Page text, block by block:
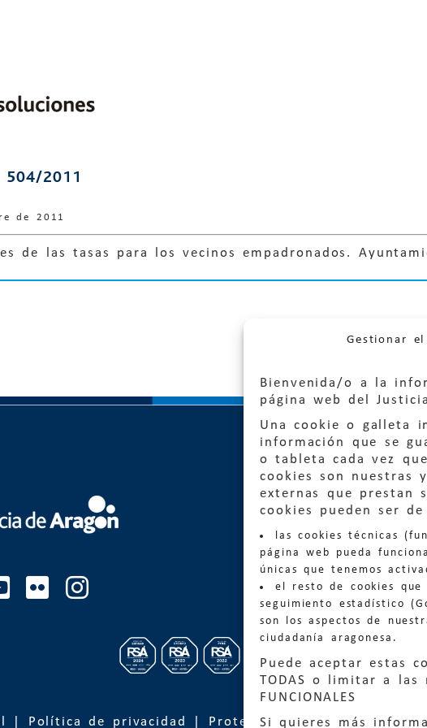
Gestionar
Bienvenida/o a la
página web del
Una cookie o galleta
información que se
o tableta cada vez
cookies son nuestras
externas que prestan
cookies pueden ser
las cookies técnicas
página web pueda
únicas que tenemos
el resto de cookies
seguimiento estadístico
son los aspectos de
ciudadanía aragonesa.
Puede aceptar estas
TODAS o limitar a las
FUNCIONALES
Si quieres más
504/2011
de 2011
de las tasas para los vecinos empadronados.
Quejas:
Información
Teléfonos:
Política de privacidad Protección de Datos|